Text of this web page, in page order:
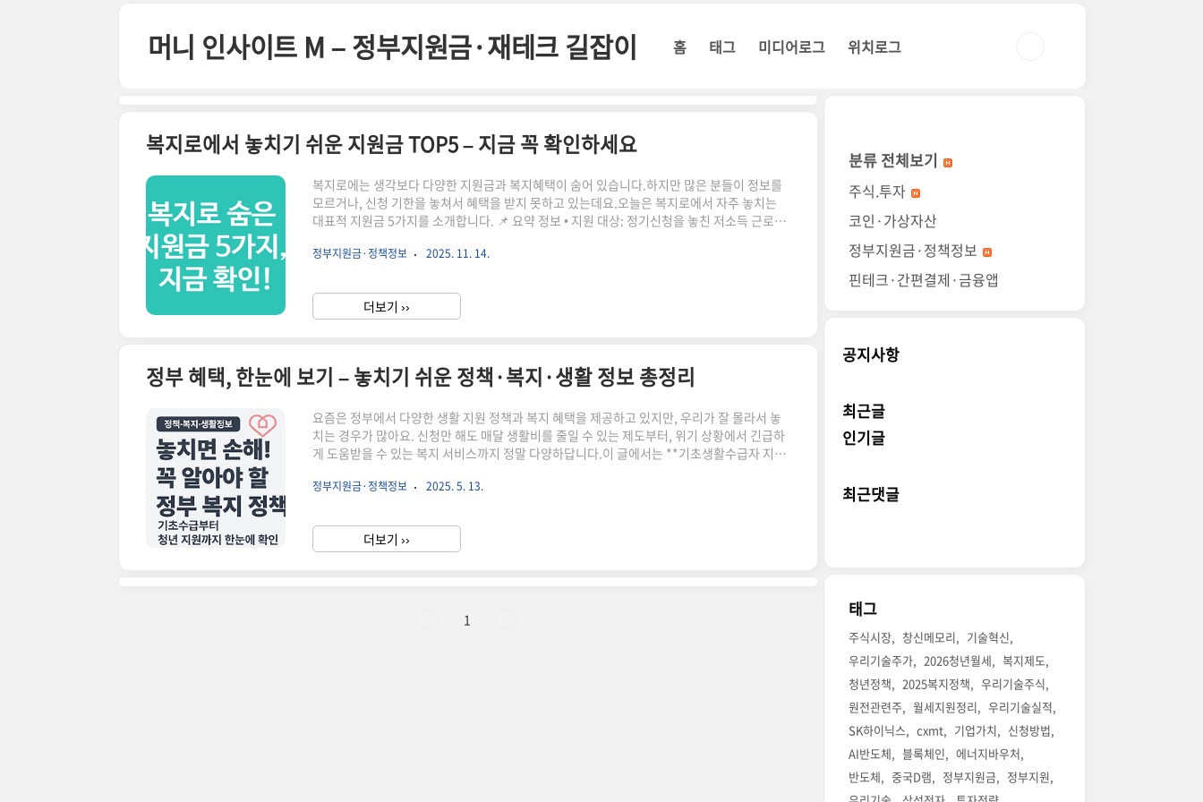
머니 인사이트 M – 정부지원금·재테크 길잡이 홈 태그 미디어로그 위치로그
복지로에서 놓치기 쉬운 지원금 TOP5 – 지금 꼭 확인하세요
복지로에는 생각보다 다양한 지원금과 복지혜택이 숨어 있습니다.하지만 많은 분들이 정보를
모르거나, 신청 기한을 놓쳐서 혜택을 받지 못하고 있는데요.오늘은 복지로에서 자주 놓치는
대표적 지원금 5가지를 소개합니다. 📌 요약 정보 • 지원 대상: 정기신청을 놓친 저소득 근로자
10% 감액 🗣️ 실제 후기“월세 지원금이 있다는 것도 몰랐어요. 복지로에서 ‘한부모가정 자녀
1...
정부지원금·정책정보 2025. 11. 14.
더보기 ››
정부 혜택, 한눈에 보기 – 놓치기 쉬운 정책·복지·생활 정보 총정리
요즘은 정부에서 다양한 생활 지원 정책과 복지 혜택을 제공하고 있지만, 우리가 잘 몰라서 놓
치는 경우가 많아요. 신청만 해도 매달 생활비를 줄일 수 있는 제도부터, 위기 상황에서 긴급하
게 도움받을 수 있는 복지 서비스까지 정말 다양하답니다.이 글에서는 **기초생활수급자 지원
년·신혼부부 주거지원** 등 꼭 알아야 할 정보들을 주제별로 정리했어요.📌 이런 분들께 꼭 필
은 청년·신혼부부📱 정부24에서 민원을 신청하고 싶은데 막막하신 분🚨 갑작스런 위기상황
에서 복지지원을 받고 싶은 분자세한 내용은 각 항목별로 정리..
정부지원금·정책정보 2025. 5. 13.
더보기 ››
1
분류 전체보기
주식.투자
코인·가상자산
정부지원금·정책정보
핀테크·간편결제·금융앱
공지사항
최근글
인기글
최근댓글
태그
주식시장 창신메모리
기술혁신
우리기술주가
2026청년월세
복지제도
청년정책
2025복지정책
우리기술주식
원전관련주
월세지원정리
우리기술실적
SK하이닉스
cxmt 기업가치
신청방법
AI반도체
블록체인
에너지바우처
반도체
중국D램 정부지원금
정부지원